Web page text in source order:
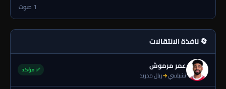
1 صوت
🔄 نافذة الانتقالات
عمر مرموش
تشيلسي→ريال مدريد
✅ مؤكد